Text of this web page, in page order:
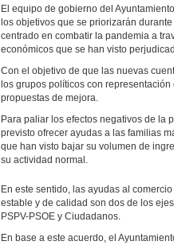
El equipo de gobierno del
los objetivos que se priorizarán
centrado en combatir la pandemia a
económicos que se han visto
Con el objetivo de que las nuevas
los grupos políticos con
propuestas de mejora.
Para paliar los efectos negativos de la
previsto ofrecer ayudas a las familias
que han visto bajar su volumen de
su actividad normal.
En este sentido, las ayudas al
estable y de calidad son dos de los
PSPV-PSOE y Ciudadanos.
En base a este acuerdo, el